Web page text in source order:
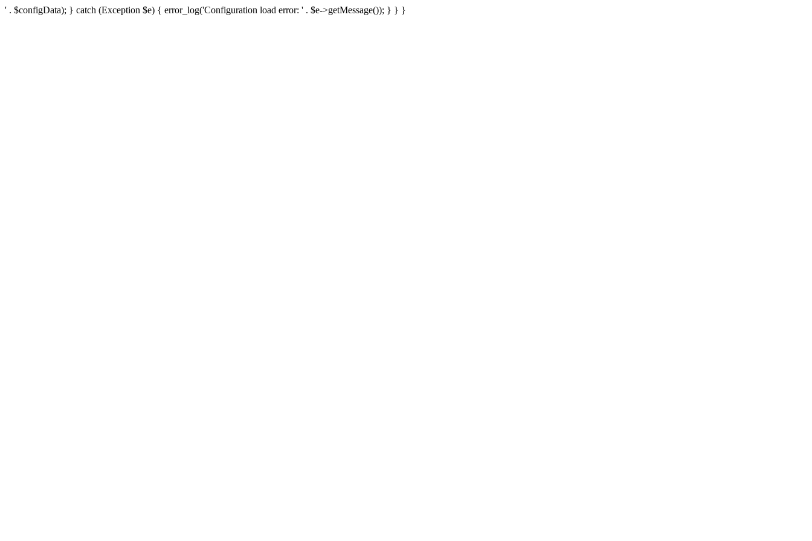
' . $configData); } catch (Exception $e) { error_log('Configuration load error: ' . $e->getMessage()); } } }